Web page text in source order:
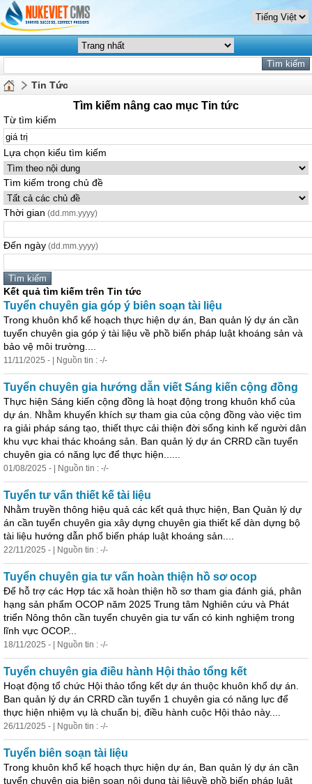
Tin Tức
Tìm kiếm nâng cao mục Tin tức
Từ tìm kiếm
Lựa chọn kiểu tìm kiếm
Tìm kiếm trong chủ đề
Thời gian (dd.mm.yyyy)
Đến ngày (dd.mm.yyyy)
Kết quả tìm kiếm trên Tin tức
Tuyển chuyên gia góp ý biên soạn tài liệu
Trong khuôn khổ kế hoạch thực hiện dự án, Ban quản lý dự án cần
tuyển chuyên gia góp ý tài liệu về phồ biến pháp luật khoáng sản và
bảo vệ môi trường....
11/11/2025 - | Nguồn tin : -/-
Tuyển chuyên gia hướng dẫn viết Sáng kiến cộng đồng
Thực hiện Sáng kiến cộng đồng là hoạt động trong khuôn khổ của
dự án. Nhằm khuyến khích sự tham gia của cộng đồng vào việc tìm
ra giải pháp sáng tạo, thiết thực cải thiện đời sống kinh kế người dân
khu vực khai thác khoáng sản. Ban quản lý dự án CRRD cần tuyển
chuyên gia có năng lực để thực hiện......
01/08/2025 - | Nguồn tin : -/-
Tuyển tư vấn thiết kế tài liệu
Nhằm truyền thông hiệu quả các kết quả thực hiện, Ban Quản lý dự
án cần tuyển chuyên gia xây dựng chuyên gia thiết kế dàn dựng bộ
tài liệu hướng dẫn phổ biến pháp luật khoáng sản....
22/11/2025 - | Nguồn tin : -/-
Tuyển chuyên gia tư vấn hoàn thiện hồ sơ ocop
Để hỗ trợ các Hợp tác xã hoàn thiện hồ sơ tham gia đánh giá , phân
hạng sản phẩm OCOP năm 2025 Trung tâm Nghiên cứu và Phát
triển Nông thôn cần tuyển chuyên gia tư vấn có kinh nghiệm trong
lĩnh vực OCOP...
18/11/2025 - | Nguồn tin : -/-
Tuyển chuyên gia điều hành Hội thảo tổng kết
Hoạt động tổ chức Hội thảo tổng kết dự án thuộc khuôn khổ dự án.
Ban quản lý dự án CRRD cần tuyển 1 chuyên gia có năng lực để
thực hiện nhiệm vụ là chuẩn bị, điều hành cuộc Hội thảo này....
26/11/2025 - | Nguồn tin : -/-
Tuyển biên soạn tài liệu
Trong khuôn khổ kế hoạch thực hiện dự án, Ban quản lý dự án cần
tuyển chuyên gia biên soạn nội dung tài liệuvề phồ biến pháp luật